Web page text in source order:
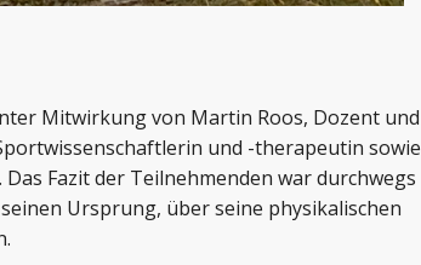
Mitwirkung von Martin Roos, Dozent und
und -therapeutin sowie
Fazit der Teilnehmenden war durchwegs
Ursprung, über seine physikalischen